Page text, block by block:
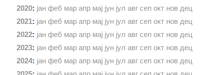
2020: јан феб мар апр мај јун јул авг сеп окт нов дец
2021: јан феб мар апр мај јун јул авг сеп окт нов дец
2022: јан феб мар апр мај јун јул авг сеп окт нов дец
2023: јан феб мар апр мај јун јул авг сеп окт нов дец
2024: јан феб мар апр мај јун јул авг сеп окт нов дец